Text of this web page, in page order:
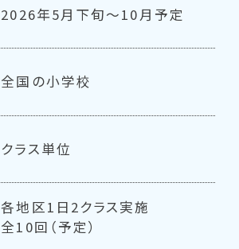
2026年5月下旬～10月予定
全国の小学校
クラス単位
各地区1日2クラス実施
全10回（予定）